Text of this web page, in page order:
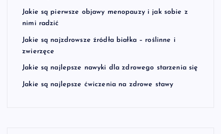
Jakie są pierwsze objawy menopauzy i jak sobie z
nimi radzić
Jakie są najzdrowsze źródła białka – roślinne i
zwierzęce
Jakie są najlepsze nawyki dla zdrowego starzenia się
Jakie są najlepsze ćwiczenia na zdrowe stawy